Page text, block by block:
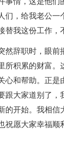
们，给我老公
我这份工作，
然辞职时，眼
所积累的财富
心和帮助。正
大家道别了，
的开始。我相
愿大家幸福顺